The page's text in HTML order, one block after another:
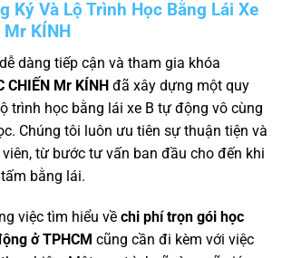
Ký Và Lộ Trình Học Bằng Lái Xe
KÍNH
dàng tiếp cận và tham gia khóa
CHIẾN Mr KÍNH đã xây dựng một quy
trình học bằng lái xe B tự động vô cùng
Chúng tôi luôn ưu tiên sự thuận tiện và
từ bước tư vấn ban đầu cho đến khi
bằng lái.
việc tìm hiểu về chi phí trọn gói học
ở TPHCM cũng cần đi kèm với việc